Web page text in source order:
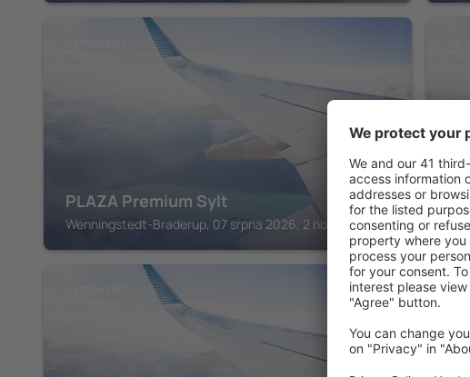
PLAZA Premium Sylt
Wenningstedt-Braderup, 07 srpna 2026, 2 noci